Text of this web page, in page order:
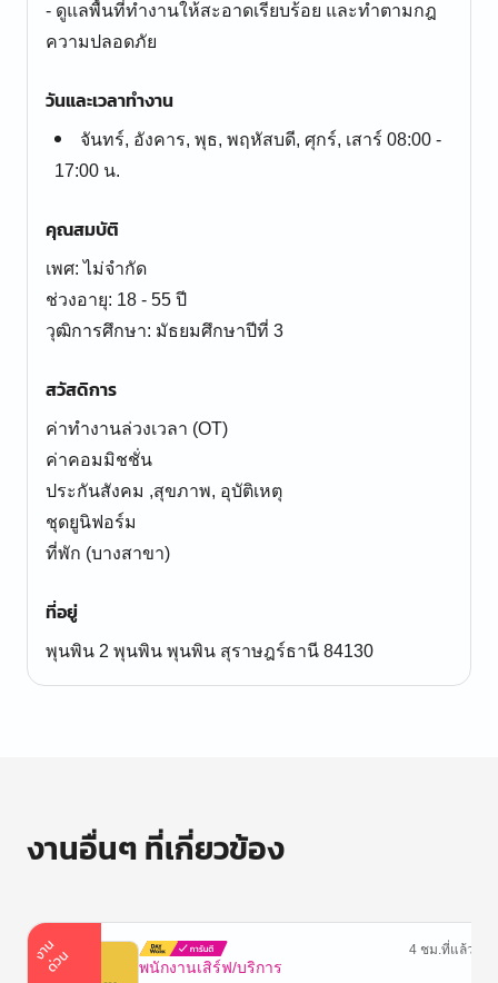
- ดูแลพื้นที่ทำงานให้สะอาดเรียบร้อย และทำตามกฎ
ความปลอดภัย
วันและเวลาทำงาน
จันทร์, อังคาร, พุธ, พฤหัสบดี, ศุกร์, เสาร์ 08:00 -
17:00 น.
คุณสมบัติ
เพศ: ไม่จำกัด
ช่วงอายุ: 18 - 55 ปี
สวัสดิการ
ค่าทำงานล่วงเวลา (OT)
ค่าคอมมิชชั่น
ประกันสังคม ,สุขภาพ, อุบัติเหตุ
ชุดยูนิฟอร์ม
ที่พัก (บางสาขา)
ที่อยู่
พุนพิน 2 พุนพิน พุนพิน สุราษฎร์ธานี 84130
งานอื่นๆ ที่เกี่ยวข้อง
ง
า
น
ด่
ว
น พนักงานเสิร์ฟ/บริการ
4 ชม.ที่แล้ว